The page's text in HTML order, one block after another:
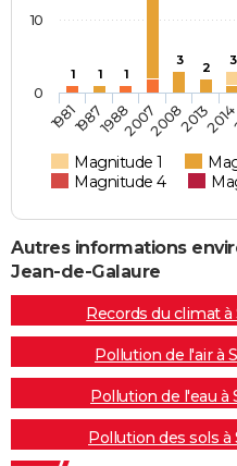
1 1 1
3 2 3
Magnitude 1
Magnitude 4
198119871988200720082013
0
10
Autres informations
Jean-de-Galaure
Records du climat
Pollution de l'air à
Pollution de l'eau à
Pollution des sols à